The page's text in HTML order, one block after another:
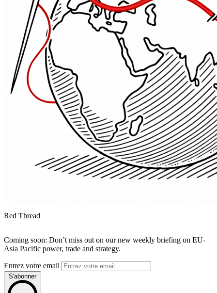
Red Thread
Coming soon: Don’t miss out on our new weekly briefing on EU-
Asia Pacific power, trade and strategy.
Entrez votre email
S'abonner